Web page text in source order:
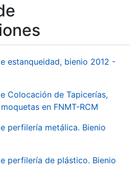
estanqueidad, bienio 2012 -
Colocación de Tapicerías,
en FNMT-RCM
perfilería metálica. Bienio
perfilería de plástico. Bienio